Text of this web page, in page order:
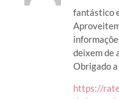
fantástico
deixem de
Obrigado
https://